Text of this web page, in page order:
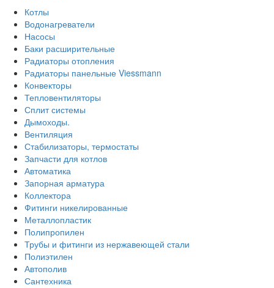
Котлы
Водонагреватели
Насосы
Баки расширительные
Радиаторы отопления
Радиаторы панельные Viessmann
Конвекторы
Тепловентиляторы
Сплит системы
Дымоходы.
Вентиляция
Стабилизаторы, термостаты
Запчасти для котлов
Автоматика
Запорная арматура
Коллектора
Фитинги никелированные
Металлопластик
Полипропилен
Трубы и фитинги из нержавеющей стали
Полиэтилен
Автополив
Сантехника